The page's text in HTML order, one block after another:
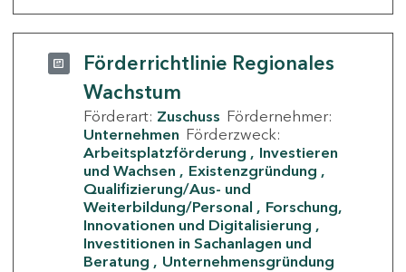
Förderrichtlinie Regionales
Wachstum
Förderart: Zuschuss Fördernehmer:
Unternehmen Förderzweck:
Arbeitsplatzförderung
Investieren
und Wachsen
Existenzgründung
Qualifizierung/Aus- und
Weiterbildung/Personal
Forschung,
Innovationen und Digitalisierung
Investitionen in Sachanlagen und
Beratung
Unternehmensgründung